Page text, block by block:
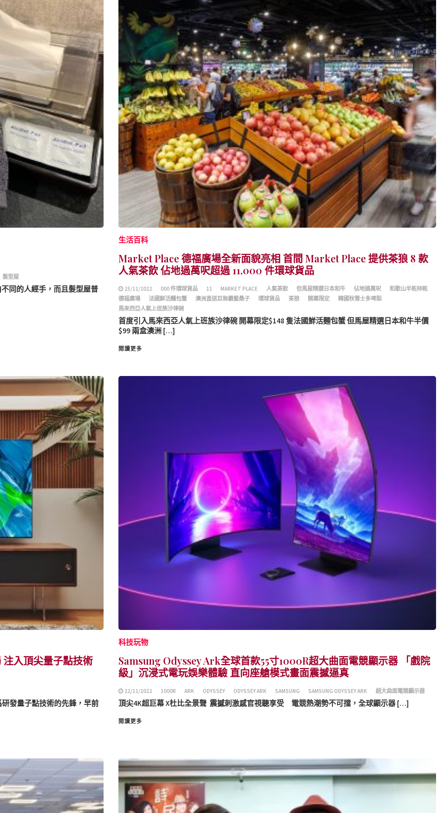
髮型屋
同的人經手，而且髮型屋普
生活百科
Market Place 德福廣場全新面貌亮相 首間 Market Place 提供茶狼 8 款
人氣茶飲 佔地過萬呎超過 11,000 件環球貨品
25/11/2022 000 件環球貨品 11 MARKET PLACE 人氣茶飲 但馬屋精選日本和牛 佔地過萬呎
和歌山半乾柿乾
德福廣場
法國鮮活麵包蟹 澳洲直送巨無霸藍桑子 環球貨品 茶狼 開幕限定
韓國秋雪士多啤梨
馬來西亞人氣上班族沙律碗
首度引入馬來西亞人氣上班族沙律碗 開幕限定$148 隻法國鮮活麵包蟹 但馬屋精選日本和牛半價
$99 兩盒澳洲 […]
閱讀更多
入頂尖量子點技術
發量子點技術的先鋒，早前
科技玩物
Samsung Odyssey Ark全球首款55寸1000R超大曲面電競顯示器 「戲院
級」沉浸式電玩娛樂體驗 直向座艙模式畫面震撼逼真
22/11/2022 1000R ARK ODYSSEY ODYSSEY ARK SAMSUNG SAMSUNG ODYSSEY ARK 超大曲面電競顯示器
頂尖4K超巨幕 X杜比全景聲 震撼刺激感官視聽享受 電競熱潮勢不可擋，全球顯示器 […]
閱讀更多